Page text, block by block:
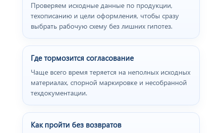
Проверяем исходные данные по продукции,
техописанию и цели оформления, чтобы сразу
выбрать рабочую схему без лишних гипотез.
Где тормозится согласование
Чаще всего время теряется на неполных исходных
материалах, спорной маркировке и несобранной
техдокументации.
Как пройти без возвратов